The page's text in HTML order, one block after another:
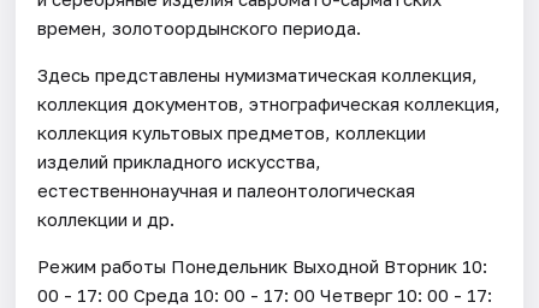
времен, золотоордынского периода.
Здесь представлены нумизматическая коллекция,
коллекция документов, этнографическая коллекция,
коллекция культовых предметов, коллекции
изделий прикладного искусства,
естественнонаучная и палеонтологическая
коллекции и др.
Режим работы Понедельник Выходной Вторник 10:
00 - 17: 00 Среда 10: 00 - 17: 00 Четверг 10: 00 - 17: